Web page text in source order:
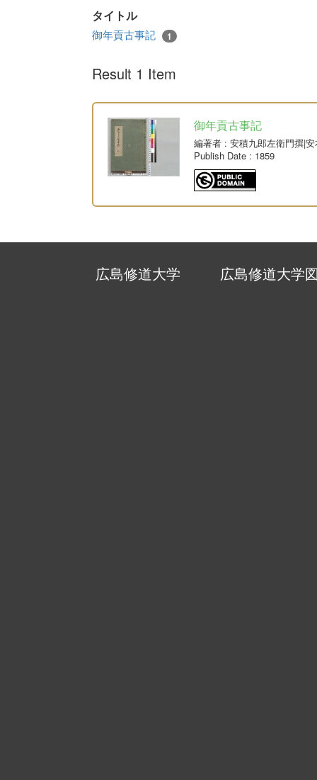
タイトル
御年貢古事記 1
Result 1 Item
御年貢古事記
編著者 : 安積九郎左衛門撰|
Publish Date : 1859
広島修道大学 広島修道大学